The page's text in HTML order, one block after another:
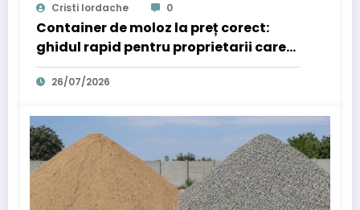
Cristi Iordache 0
Container de moloz la preț corect:
ghidul rapid pentru proprietarii care
nu vor să plătească în plus
26/07/2026